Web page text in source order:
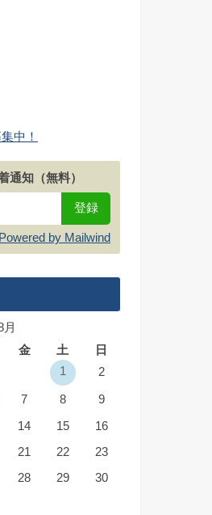
通知（無料）
Powered by Mailwind
金 土
日
1
2
7 8 9
14 15
16
21 22
23
28 29
30